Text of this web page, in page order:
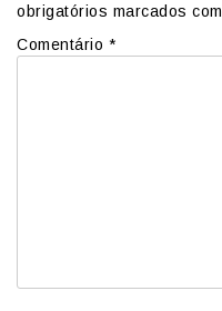
obrigatórios marcados com
Comentário *